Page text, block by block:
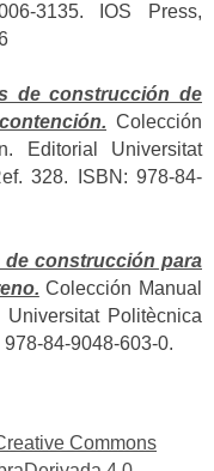
3135. IOS Press,
de construcción de
Colección
Editorial Universitat
328. ISBN: 978-84-
de construcción para
Colección Manual
Politècnica
84-9048-603-0.
Commons